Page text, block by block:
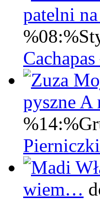
patelni
pyszne
wiem…